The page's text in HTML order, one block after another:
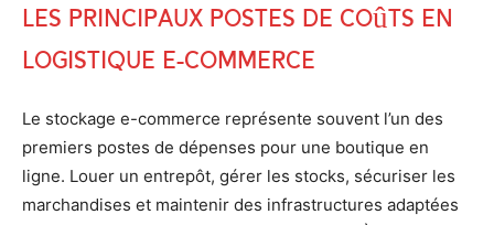
Les principaux postes de coûts en
logistique e-commerce
Le stockage e-commerce représente souvent l’un des
premiers postes de dépenses pour une boutique en
ligne. Louer un entrepôt, gérer les stocks, sécuriser les
marchandises et maintenir des infrastructures adaptées